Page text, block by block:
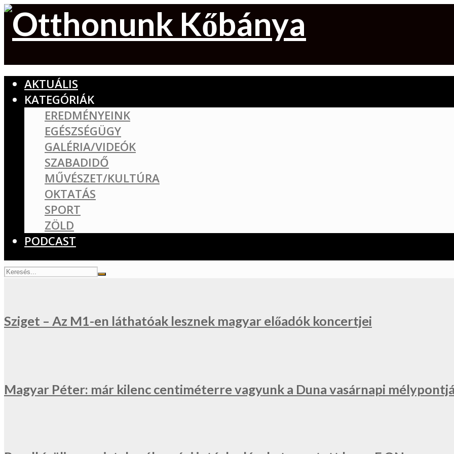
AKTUÁLIS
KATEGÓRIÁK
EREDMÉNYEINK
EGÉSZSÉGÜGY
GALÉRIA/VIDEÓK
SZABADIDŐ
MŰVÉSZET/KULTÚRA
OKTATÁS
SPORT
ZÖLD
PODCAST
Sziget – Az M1-en láthatóak lesznek magyar előadók koncertjei
Magyar Péter: már kilenc centiméterre vagyunk a Duna vasárnapi